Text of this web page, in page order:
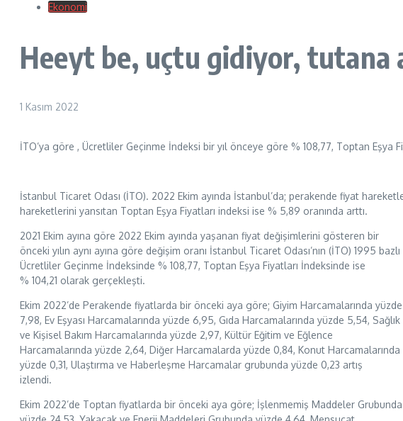
Ekonomi
Heeyt be, uçtu gidiyor, tutana
1 Kasım 2022
İTO’ya göre , Ücretliler Geçinme İndeksi bir yıl önceye göre % 108,77, Toptan Eşya
İstanbul Ticaret Odası (İTO). 2022 Ekim ayında İstanbul’da; perakende fiyat
hareketlerini yansıtan Toptan Eşya Fiyatları indeksi ise % 5,89 oranında arttı.
2021 Ekim ayına göre 2022 Ekim ayında yaşanan fiyat değişimlerini gösteren bir
önceki yılın aynı ayına göre değişim oranı İstanbul Ticaret Odası’nın (İTO) 1995 bazlı
Ücretliler Geçinme İndeksinde % 108,77, Toptan Eşya Fiyatları İndeksinde ise
% 104,21 olarak gerçekleşti.
Ekim 2022’de Perakende fiyatlarda bir önceki aya göre; Giyim Harcamalarında yüzde
7,98, Ev Eşyası Harcamalarında yüzde 6,95, Gıda Harcamalarında yüzde 5,54, Sağlık
ve Kişisel Bakım Harcamalarında yüzde 2,97, Kültür Eğitim ve Eğlence
Harcamalarında yüzde 2,64, Diğer Harcamalarda yüzde 0,84, Konut Harcamalarında
yüzde 0,31, Ulaştırma ve Haberleşme Harcamalar grubunda yüzde 0,23 artış
izlendi.
Ekim 2022’de Toptan fiyatlarda bir önceki aya göre; İşlenmemiş Maddeler Grubunda